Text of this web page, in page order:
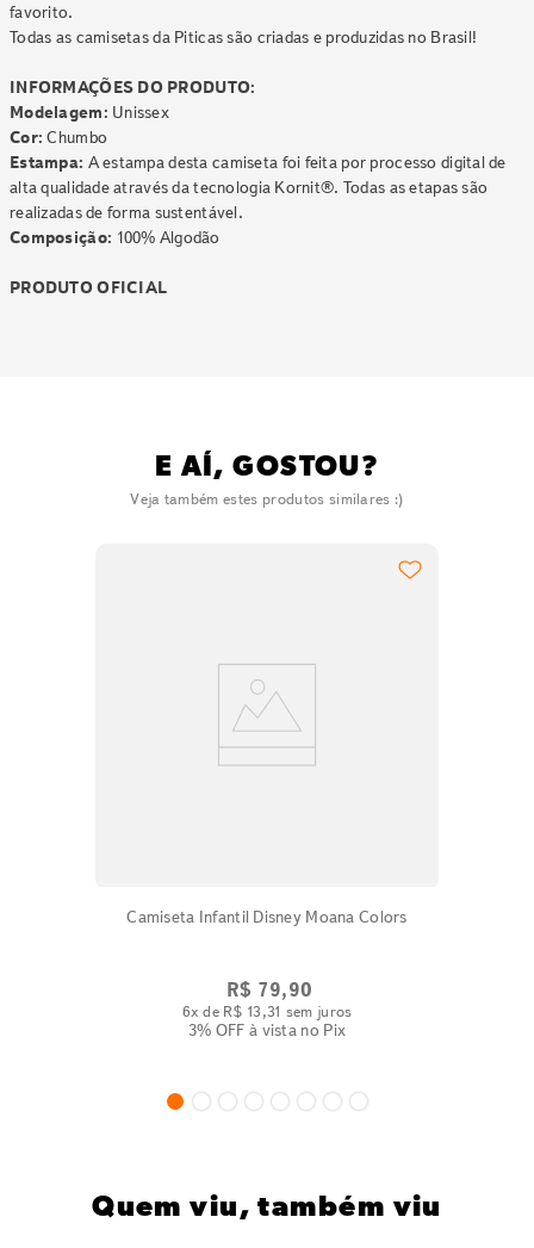
favorito.
Todas as camisetas da Piticas são criadas e produzidas no Brasil!
INFORMAÇÕES DO PRODUTO:
Modelagem: Unissex
Cor: Chumbo
Estampa: A estampa desta camiseta foi feita por processo digital de
alta qualidade através da tecnologia Kornit®. Todas as etapas são
realizadas de forma sustentável.
Composição: 100% Algodão
PRODUTO OFICIAL
E AÍ, GOSTOU?
Veja também estes produtos similares :)
Camiseta Infantil Disney Moana Colors
R$ 79,90
6x de R$ 13 ,31 sem juros
3% OFF à vista no Pix
Quem viu, também viu